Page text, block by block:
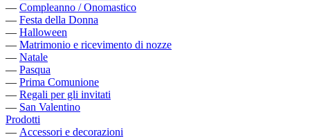
— Compleanno / Onomastico
— Festa della Donna
— Halloween
— Matrimonio e ricevimento di nozze
— Natale
— Pasqua
— Prima Comunione
— Regali per gli invitati
— San Valentino
Prodotti
— Accessori e decorazioni